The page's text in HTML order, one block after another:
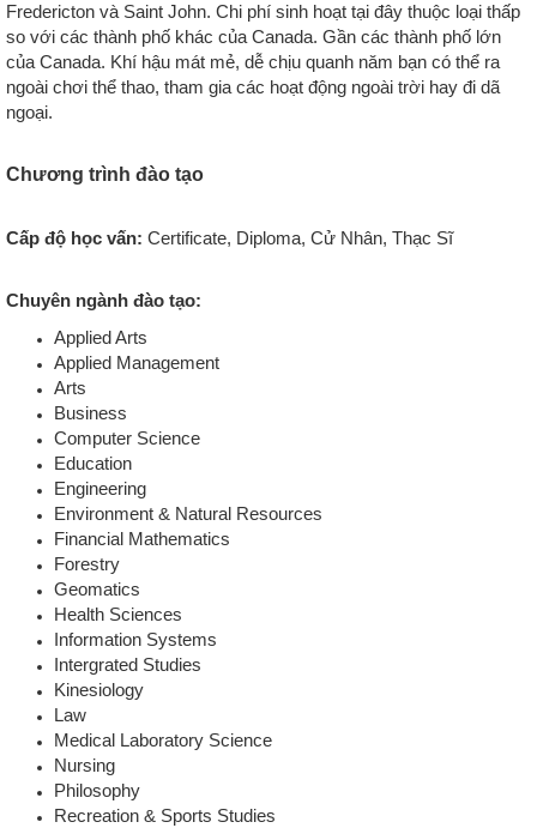
Fredericton và Saint John. Chi phí sinh hoạt tại đây thuộc loại thấp
so với các thành phố khác của Canada. Gần các thành phố lớn
của Canada. Khí hậu mát mẻ, dễ chịu quanh năm bạn có thể ra
ngoài chơi thể thao, tham gia các hoạt động ngoài trời hay đi dã
ngoại.
Chương trình đào tạo
Cấp độ học vấn: Certificate, Diploma, Cử Nhân, Thạc Sĩ
Chuyên ngành đào tạo:
Applied Arts
Applied Management
Arts
Business
Computer Science
Education
Engineering
Environment & Natural Resources
Financial Mathematics
Forestry
Geomatics
Health Sciences
Information Systems
Intergrated Studies
Kinesiology
Law
Medical Laboratory Science
Nursing
Philosophy
Recreation & Sports Studies